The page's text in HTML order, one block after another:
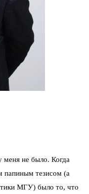
меня не было. Когда
папиным тезисом (а
МГУ) было то, что